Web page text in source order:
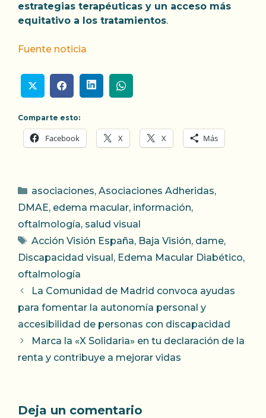
estrategias terapéuticas y un acceso más
equitativo a los tratamientos.
Fuente noticia
Comparte esto:
Facebook X X Más
Categorías
asociaciones, Asociaciones Adheridas,
DMAE, edema macular, información,
oftalmología, salud visual
Etiquetas
Acción Visión España, Baja Visión, dame,
Discapacidad visual, Edema Macular Diabético,
oftalmología
La Comunidad de Madrid convoca ayudas
para fomentar la autonomía personal y
accesibilidad de personas con discapacidad
Marca la «X Solidaria» en tu declaración de la
renta y contribuye a mejorar vidas
Deja un comentario